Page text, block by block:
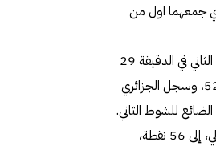
وفاز على الرائد 3-1، في اللقاء الذي جمعهما اول من
وافتتح ميتروفيتش التسجيل مبكرا للهلال في الدقيقة الثالثة، قبل أن يضيف الهدف الثاني في الدقيقة 29
من ركلة جزاء، فيما تكفل السنغالي خاليدو كوليبالي بإحراز الهدف الثالث في الدقيقة 52، وسجل الجزائري
للشوط الثاني.
وارتفع رصيد الهلال، الذي حقق فوزه الـ18 في البطولة هذا الموسم والـ13 على التوالي، إلى 56 نقطة،